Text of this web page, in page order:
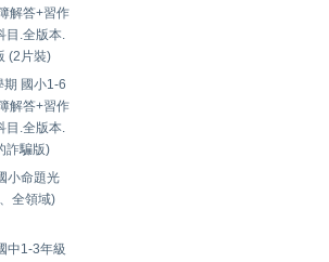
解答+習作
目.全版本.
(2片裝)
國小1-6
解答+習作
目.全版本.
詐騙版)
小命題光
全領域)
中1-3年級